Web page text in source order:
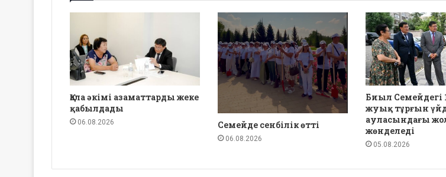
Қала әкімі азаматтарды жеке
қабылдады
06.08.2026 Семейде сенбілік өтті
06.08.2026
Биыл Семейдегі
жуық тұрғын
ауласындағы
жөнделеді
05.08.2026